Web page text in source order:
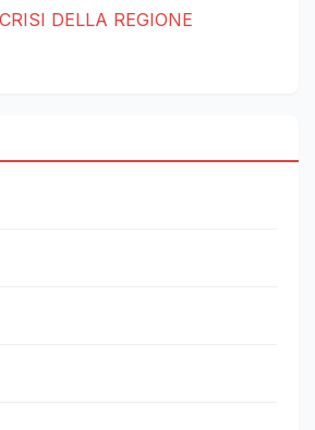
DELLA REGIONE